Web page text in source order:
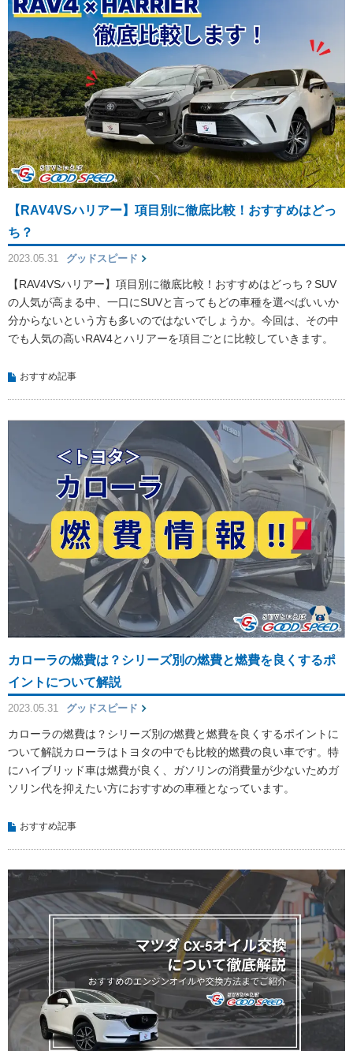
【RAV4VSハリアー】項目別に徹底比較！おすすめはどっ
ち？
2023.05.31 グッドスピード
【RAV4VSハリアー】項目別に徹底比較！おすすめはどっち？SUV
の人気が高まる中、一口にSUVと言ってもどの車種を選べばいいか
分からないという方も多いのではないでしょうか。今回は、その中
でも人気の高いRAV4とハリアーを項目ごとに比較していきます。
おすすめ記事
カローラの燃費は？シリーズ別の燃費と燃費を良くするポ
イントについて解説
2023.05.31 グッドスピード
カローラの燃費は？シリーズ別の燃費と燃費を良くするポイントに
ついて解説カローラはトヨタの中でも比較的燃費の良い車です。特
にハイブリッド車は燃費が良く、ガソリンの消費量が少ないためガ
ソリン代を抑えたい方におすすめの車種となっています。
おすすめ記事